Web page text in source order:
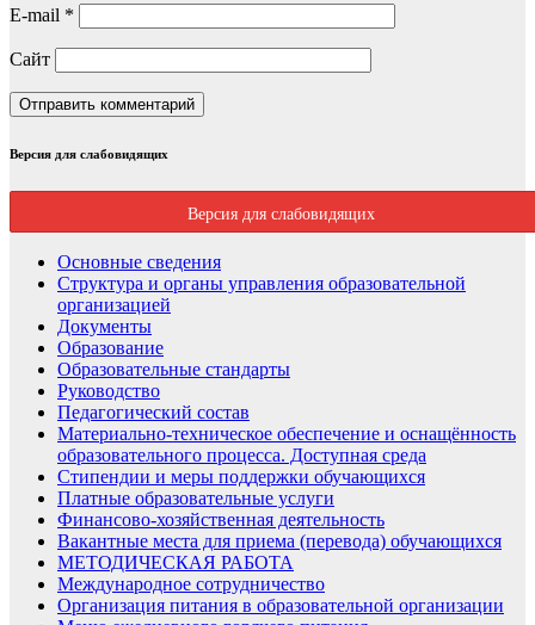
E-mail *
Сайт
Версия для слабовидящих
Версия для слабовидящих
Основные сведения
Структура и органы управления образовательной
организацией
Документы
Образование
Образовательные стандарты
Руководство
Педагогический состав
Материально-техническое обеспечение и оснащённость
образовательного процесса. Доступная среда
Стипендии и меры поддержки обучающихся
Платные образовательные услуги
Финансово-хозяйственная деятельность
Вакантные места для приема (перевода) обучающихся
МЕТОДИЧЕСКАЯ РАБОТА
Международное сотрудничество
Организация питания в образовательной организации